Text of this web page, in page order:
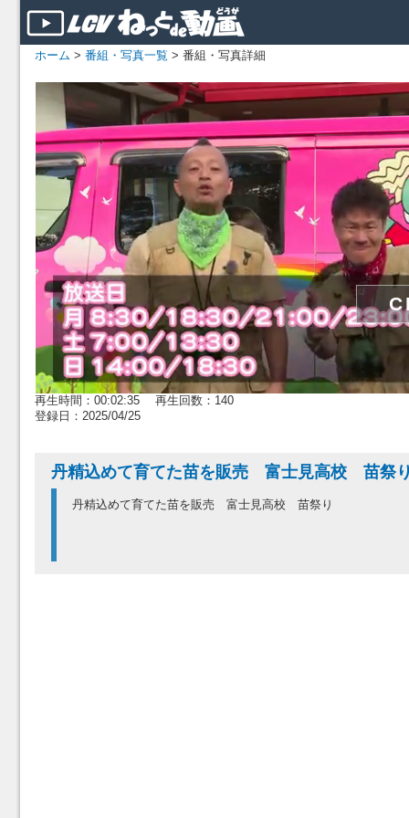
ホーム > 番組・写真一覧 > 番組・写真詳細
再生時間：00:02:35 再生回数：140
登録日：2025/04/25
丹精込めて育てた苗を販売 富士見高校 苗
丹精込めて育てた苗を販売 富士見高校 苗祭り